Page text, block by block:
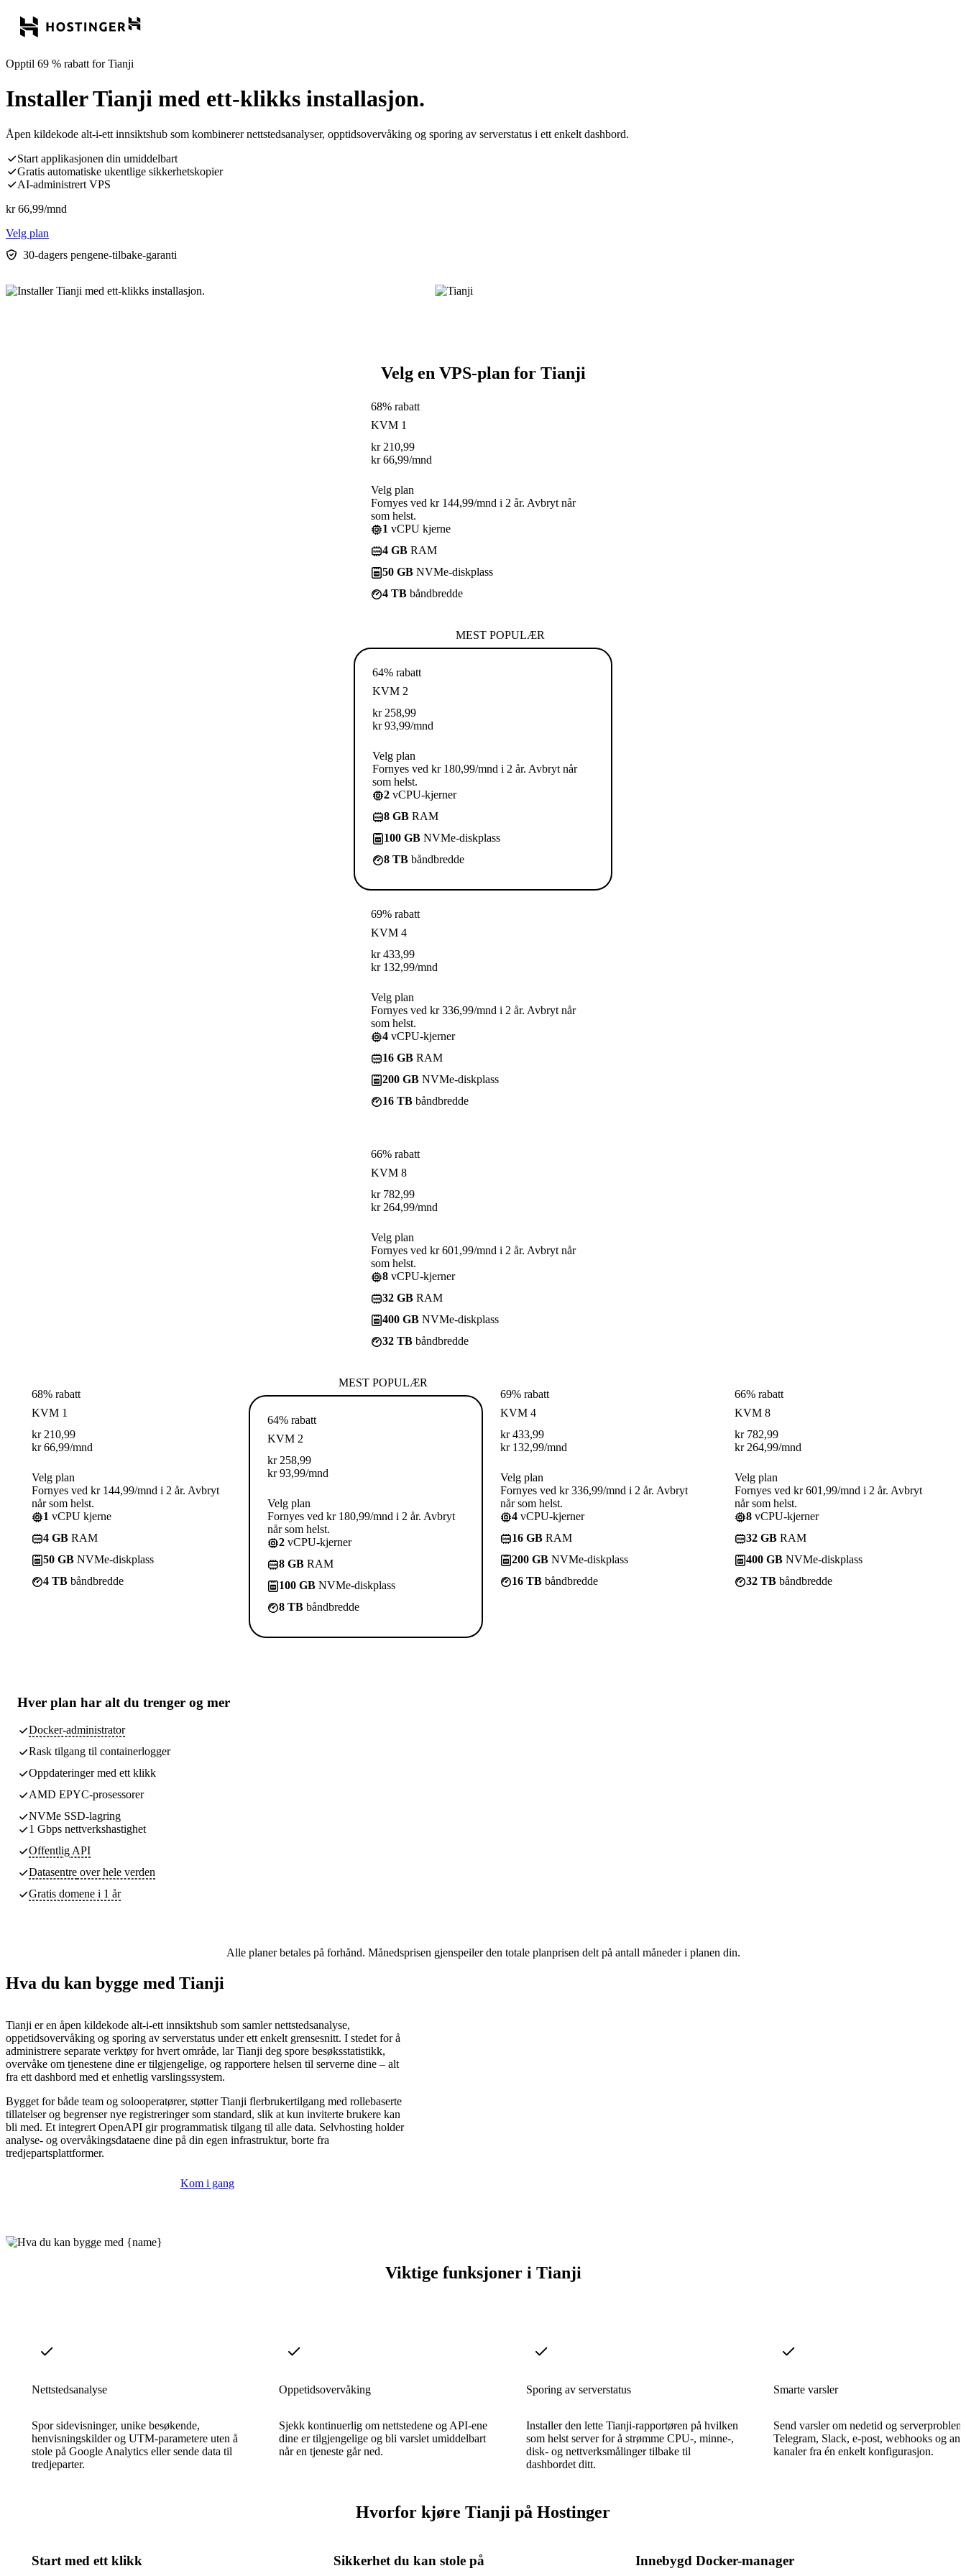
Opptil 69 % rabatt for Tianji
Installer Tianji med ett-klikks installasjon.
Åpen kildekode alt-i-ett innsiktshub som kombinerer nettstedsanalyser, opptidsovervåking og sporing av serverstatus i ett enkelt dashbord.
Start applikasjonen din umiddelbart
Gratis automatiske ukentlige sikkerhetskopier
AI-administrert VPS
kr 66,99/mnd
Velg plan
30-dagers pengene-tilbake-garanti
Velg en VPS-plan for Tianji
68% rabatt
KVM 1
kr 210,99
kr 66,99/mnd
Velg plan
Fornyes ved kr 144,99/mnd i 2 år. Avbryt når
som helst.
1 vCPU kjerne
4 GB RAM
50 GB NVMe-diskplass
4 TB båndbredde
MEST POPULÆR
64% rabatt
KVM 2
kr 258,99
kr 93,99/mnd
Velg plan
Fornyes ved kr 180,99/mnd i 2 år. Avbryt når
som helst.
2 vCPU-kjerner
8 GB RAM
100 GB NVMe-diskplass
8 TB båndbredde
69% rabatt
KVM 4
kr 433,99
kr 132,99/mnd
Velg plan
Fornyes ved kr 336,99/mnd i 2 år. Avbryt når
som helst.
4 vCPU-kjerner
16 GB RAM
200 GB NVMe-diskplass
16 TB båndbredde
66% rabatt
KVM 8
kr 782,99
kr 264,99/mnd
Velg plan
Fornyes ved kr 601,99/mnd i 2 år. Avbryt når
som helst.
8 vCPU-kjerner
32 GB RAM
400 GB NVMe-diskplass
32 TB båndbredde
68% rabatt
KVM 1
kr 210,99
kr 66,99/mnd
Velg plan
Fornyes ved kr 144,99/mnd i 2 år. Avbryt
når som helst.
1 vCPU kjerne
4 GB RAM
50 GB NVMe-diskplass
4 TB båndbredde
MEST POPULÆR
64% rabatt
KVM 2
kr 258,99
kr 93,99/mnd
Velg plan
Fornyes ved kr 180,99/mnd i 2 år. Avbryt
når som helst.
2 vCPU-kjerner
8 GB RAM
100 GB NVMe-diskplass
8 TB båndbredde
69% rabatt
KVM 4
kr 433,99
kr 132,99/mnd
Velg plan
Fornyes ved kr 336,99/mnd i 2 år. Avbryt
når som helst.
4 vCPU-kjerner
16 GB RAM
200 GB NVMe-diskplass
16 TB båndbredde
66% rabatt
KVM 8
kr 782,99
kr 264,99/mnd
Velg plan
Fornyes ved kr 601,99/mnd i 2 år. Avbryt
når som helst.
8 vCPU-kjerner
32 GB RAM
400 GB NVMe-diskplass
32 TB båndbredde
Hver plan har alt du trenger og mer
Docker-administrator
Rask tilgang til containerlogger
Oppdateringer med ett klikk
AMD EPYC-prosessorer
NVMe SSD-lagring
1 Gbps nettverkshastighet
Offentlig API
Datasentre over hele verden
Gratis domene i 1 år
Alle planer betales på forhånd. Månedsprisen gjenspeiler den totale planprisen delt på antall måneder i planen din.
Hva du kan bygge med Tianji
Tianji er en åpen kildekode alt-i-ett innsiktshub som samler nettstedsanalyse,
oppetidsovervåking og sporing av serverstatus under ett enkelt grensesnitt. I stedet for å
administrere separate verktøy for hvert område, lar Tianji deg spore besøksstatistikk,
overvåke om tjenestene dine er tilgjengelige, og rapportere helsen til serverne dine – alt
fra ett dashbord med et enhetlig varslingssystem.
Bygget for både team og solooperatører, støtter Tianji flerbrukertilgang med rollebaserte
tillatelser og begrenser nye registreringer som standard, slik at kun inviterte brukere kan
bli med. Et integrert OpenAPI gir programmatisk tilgang til alle data. Selvhosting holder
analyse- og overvåkingsdataene dine på din egen infrastruktur, borte fra
tredjepartsplattformer.
Kom i gang
Viktige funksjoner i Tianji
Nettstedsanalyse
Spor sidevisninger, unike besøkende,
henvisningskilder og UTM-parametere uten å
stole på Google Analytics eller sende data til
tredjeparter.
Oppetidsovervåking
Sjekk kontinuerlig om nettstedene og API-ene
dine er tilgjengelige og bli varslet umiddelbart
når en tjeneste går ned.
Sporing av serverstatus
Installer den lette Tianji-rapportøren på hvilken
som helst server for å strømme CPU-, minne-,
disk- og nettverksmålinger tilbake til
dashbordet ditt.
Smarte varsler
Send varsler om nedetid og
Telegram, Slack, e-post, webhooks og
kanaler fra én enkelt konfigurasjon.
Hvorfor kjøre Tianji på Hostinger
Start med ett klikk Sikkerhet du kan stole på Innebygd Docker-manager